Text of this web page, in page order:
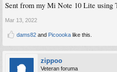
Sent from my Mi Note 10 Lite using
Mar 13, 2022
dams82 and Picoooka like this.
zippoo
Veteran foruma